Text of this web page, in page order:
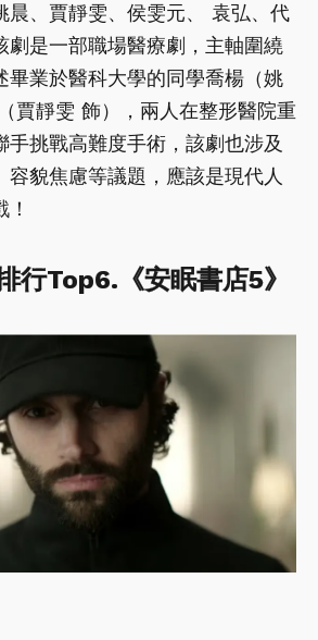
晨、賈靜雯、侯雯元、 袁弘、代
劇是一部職場醫療劇，主軸圍繞
畢業於醫科大學的同學喬楊（姚
賈靜雯 飾），兩人在整形醫院重
手挑戰高難度手術，該劇也涉及
容貌焦慮等議題，應該是現代人
Top6.《安眠書店5》